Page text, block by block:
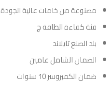
مصنوعة من خامات عالية الجودة
فئة كفاءة الطاقة ج
بلد الصنع تايلاند
الضمان الشامل عامين
ضمان الكمبروسر 10 سنوات